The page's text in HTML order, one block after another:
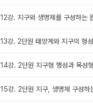
12강. 지구와 생명체를 구성하는
13강. 2단원 태양계와 지구의 형성
14강. 2단원 지구형 행성과 목성
15강. 2단원 지구, 생명체 구성